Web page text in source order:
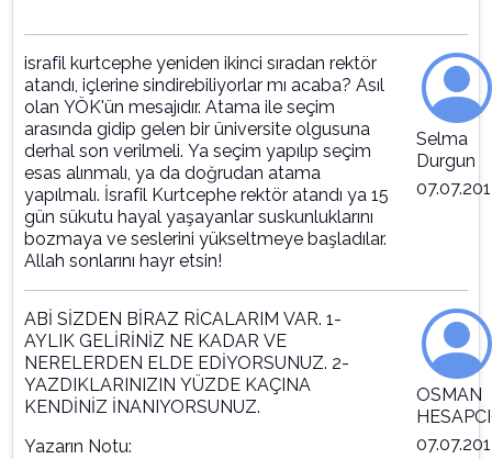
israfil kurtcephe yeniden ikinci sıradan rektör
atandı, içlerine sindirebiliyorlar mı acaba? Asıl
olan YÖK'ün mesajıdır. Atama ile seçim
arasında gidip gelen bir üniversite olgusuna
derhal son verilmeli. Ya seçim yapılıp seçim
esas alınmalı, ya da doğrudan atama
yapılmalı. İsrafil Kurtcephe rektör atandı ya 15
gün sükutu hayal yaşayanlar suskunluklarını
bozmaya ve seslerini yükseltmeye başladılar.
Allah sonlarını hayr etsin!
Selma
Durgun
ABİ SİZDEN BİRAZ RİCALARIM VAR. 1-
AYLIK GELİRİNİZ NE KADAR VE
NERELERDEN ELDE EDİYORSUNUZ. 2-
YAZDIKLARINIZIN YÜZDE KAÇINA
KENDİNİZ İNANIYORSUNUZ.
Yazarın Notu:
OSMAN